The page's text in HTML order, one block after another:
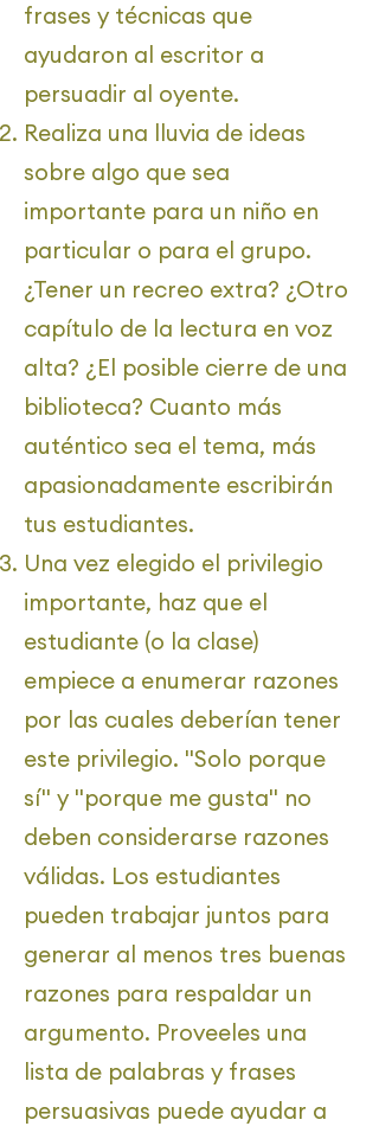
frases y técnicas que
ayudaron al escritor a
persuadir al oyente.
Realiza una lluvia de ideas
sobre algo que sea
importante para un niño en
particular o para el grupo.
¿Tener un recreo extra? ¿Otro
capítulo de la lectura en voz
alta? ¿El posible cierre de una
biblioteca? Cuanto más
auténtico sea el tema, más
apasionadamente escribirán
tus estudiantes.
Una vez elegido el privilegio
importante, haz que el
estudiante (o la clase)
empiece a enumerar razones
por las cuales deberían tener
este privilegio. "Solo porque
sí" y "porque me gusta" no
deben considerarse razones
válidas. Los estudiantes
pueden trabajar juntos para
generar al menos tres buenas
razones para respaldar un
argumento. Proveeles una
lista de palabras y frases
persuasivas puede ayudar a